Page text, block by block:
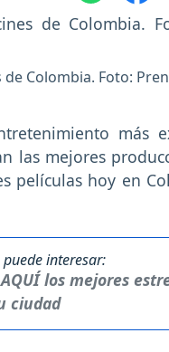
Colombia. Foto:
más
las mejores
películas hoy en
puede interesar:
los mejores
ciudad